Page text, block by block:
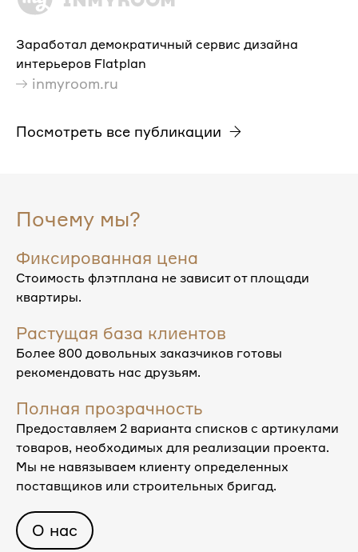
Заработал демократичный сервис дизайна
интерьеров Flatplan
inmyroom.ru
Посмотреть все публикации
Почему мы?
Фиксированная цена
Стоимость флэтплана не зависит от площади
квартиры.
Растущая база клиентов
Более 800 довольных заказчиков готовы
рекомендовать нас друзьям.
Полная прозрачность
Предоставляем 2 варианта списков с артикулами
товаров, необходимых для реализации проекта.
Мы не навязываем клиенту определенных
поставщиков или строительных бригад.
О нас